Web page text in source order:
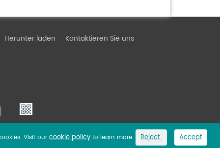
Herunter laden Kontaktieren Sie uns
Sitemap
Visit our cookie policy to learn more. Reject Accept